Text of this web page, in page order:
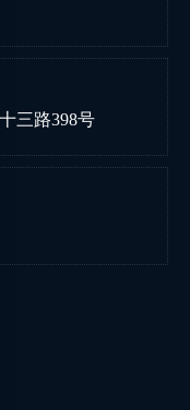
三路398号